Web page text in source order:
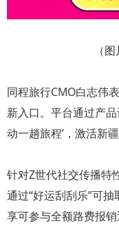
（
同程旅行CMO白志伟
新入口。平台通过产
动一趟旅程’，激活新
针对Z世代社交传播特
通过“好运刮刮乐”可
享可参与全额路费报